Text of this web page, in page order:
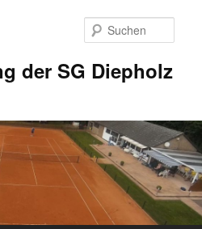
der SG Diepholz